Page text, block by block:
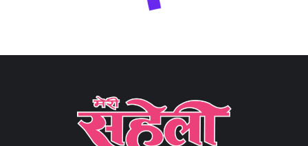
Next Article
जब आमिर खान को ‘गजनी’ प्रदीप रावत की वजह से मिली थी…
(When Aamir Khan got ‘Ghajini’ because of Pradeep